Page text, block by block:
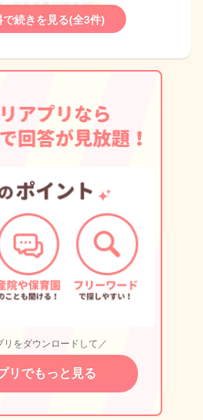
で続きを見る(全3件)
リをダウンロードして／
リでもっと見る